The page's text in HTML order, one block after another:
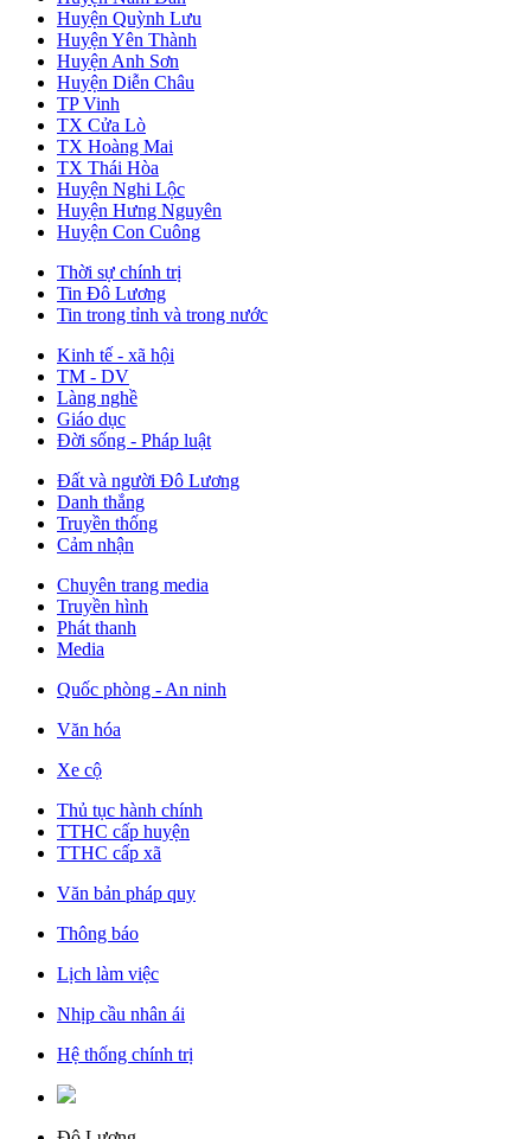
Huyện Quỳnh Lưu
Huyện Yên Thành
Huyện Anh Sơn
Huyện Diễn Châu
TP Vinh
TX Cửa Lò
TX Hoàng Mai
TX Thái Hòa
Huyện Nghi Lộc
Huyện Hưng Nguyên
Huyện Con Cuông
Thời sự chính trị
Tin Đô Lương
Tin trong tỉnh và trong nước
Kinh tế - xã hội
TM - DV
Làng nghề
Giáo dục
Đời sống - Pháp luật
Đất và người Đô Lương
Danh thắng
Truyền thống
Cảm nhận
Chuyên trang media
Truyền hình
Phát thanh
Media
Quốc phòng - An ninh
Văn hóa
Xe cộ
Thủ tục hành chính
TTHC cấp huyện
TTHC cấp xã
Văn bản pháp quy
Thông báo
Lịch làm việc
Nhịp cầu nhân ái
Hệ thống chính trị